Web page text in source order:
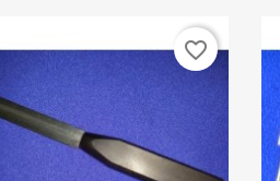
favorite_border